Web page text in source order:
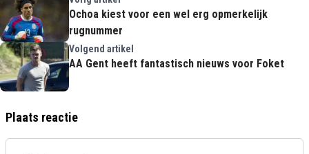
Ochoa kiest voor een wel erg opmerkelijk
rugnummer
Volgend artikel
AA Gent heeft fantastisch nieuws voor Foket
Plaats reactie